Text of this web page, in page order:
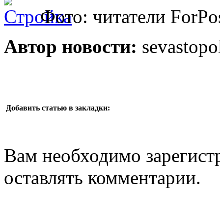
Фото: читатели
Автор новости:
Добавить статью в закладки:
Вам необходимо
оставлять комментарии.